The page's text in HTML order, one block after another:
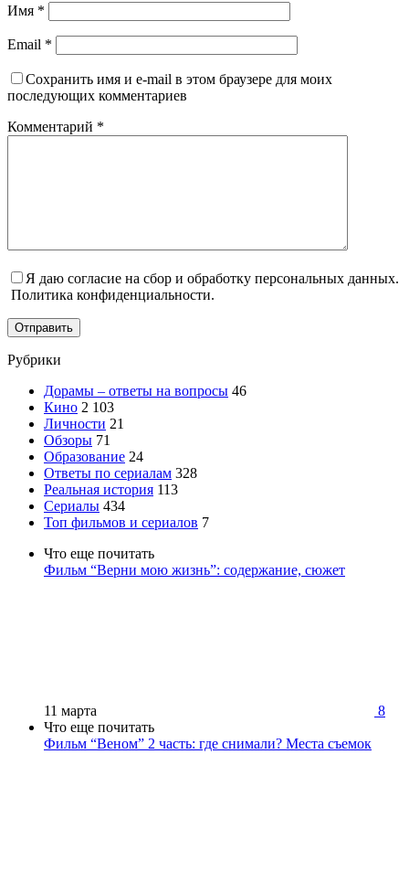
Имя *
Email *
Сохранить имя и e-mail в этом браузере для моих
последующих комментариев
Комментарий *
Я даю согласие на сбор и обработку персональных данных.
Политика конфиденциальности.
Отправить
Рубрики
Дорамы – ответы на вопросы 46
Кино 2 103
Личности 21
Обзоры 71
Образование 24
Ответы по сериалам 328
Реальная история 113
Сериалы 434
Топ фильмов и сериалов 7
Что еще почитать
Фильм “Верни мою жизнь”: содержание, сюжет
11 марта
8
Что еще почитать
Фильм “Веном” 2 часть: где снимали? Места съемок